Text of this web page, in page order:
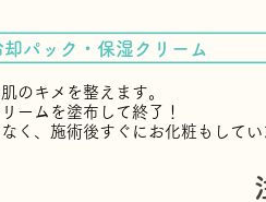
却パック・保湿クリーム
のキメを整えます。
ームを塗布して終了！
く、施術後すぐにお化粧もして